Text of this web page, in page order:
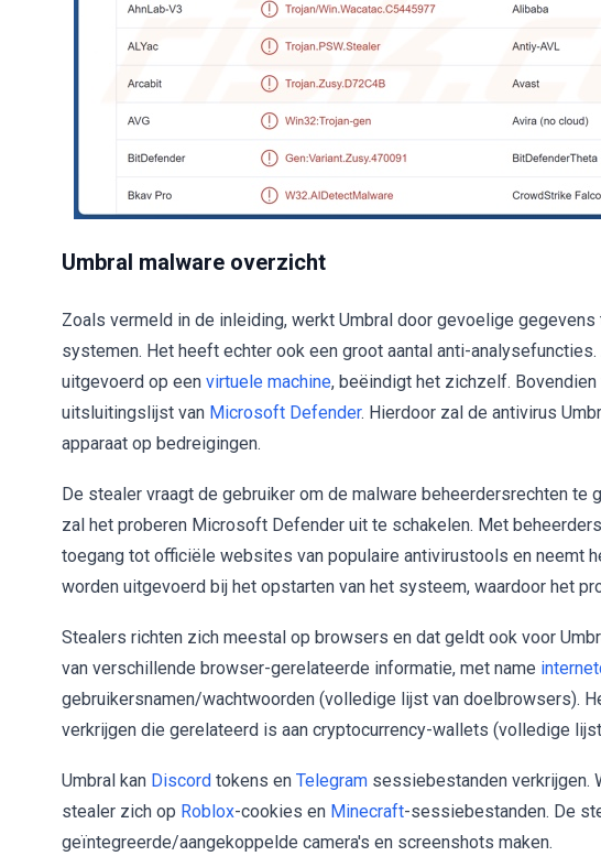
Umbral malware overzicht
Zoals vermeld in de inleiding, werkt Umbral door gevoelige
systemen. Het heeft echter ook een groot aantal anti-
uitgevoerd op een virtuele machine, beëindigt het zichzelf.
uitsluitingslijst van Microsoft Defender. Hierdoor zal de antivirus
apparaat op bedreigingen.
De stealer vraagt de gebruiker om de malware beheerdersrechten te
zal het proberen Microsoft Defender uit te schakelen. Met
toegang tot officiële websites van populaire antivirustools en neemt
worden uitgevoerd bij het opstarten van het systeem, waardoor het
Stealers richten zich meestal op browsers en dat geldt ook voor
van verschillende browser-gerelateerde informatie, met name
gebruikersnamen/wachtwoorden (volledige lijst van doelbrowsers).
verkrijgen die gerelateerd is aan cryptocurrency-wallets (volledige
Umbral kan Discord tokens en Telegram sessiebestanden verkrijgen.
stealer zich op Roblox-cookies en Minecraft-sessiebestanden. De
geïntegreerde/aangekoppelde camera's en screenshots maken.